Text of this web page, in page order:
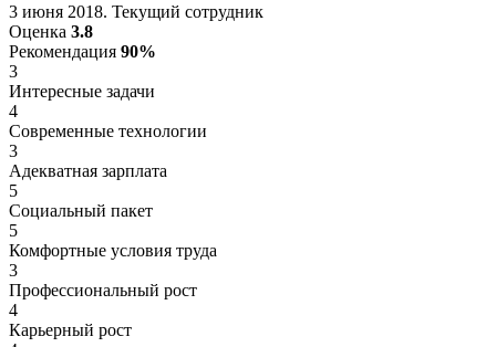
3 июня 2018. Текущий сотрудник
Оценка 3.8
Рекомендация 90%
3
Интересные задачи
4
Современные технологии
3
Адекватная зарплата
5
Социальный пакет
5
Комфортные условия труда
3
Профессиональный рост
4
Карьерный рост